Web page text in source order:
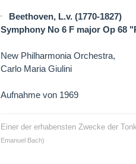
Beethoven, L.v. (1770-1827)
Symphony No 6 F major Op 68
New Philharmonia Orchestra,
Carlo Maria Giulini
Aufnahme von 1969
Einer der erhabensten Zwecke der
Emanuel Bach)